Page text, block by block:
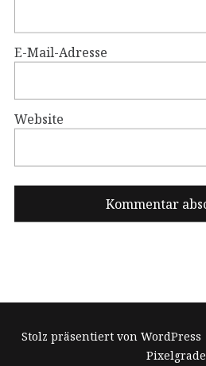
E-Mail-Adresse
Website
Stolz präsentiert von WordPress
Pixelgrade